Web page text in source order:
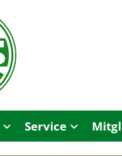
Service